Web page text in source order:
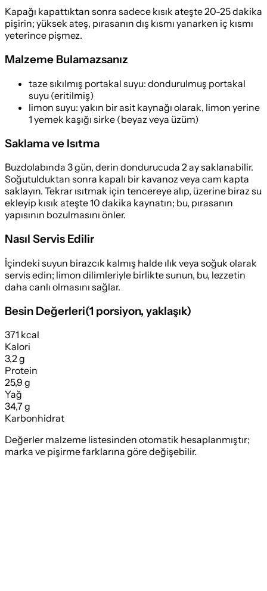
Kapağı kapattıktan sonra sadece kısık ateşte 20-25 dakika
pişirin; yüksek ateş, pırasanın dış kısmı yanarken iç kısmı
yeterince pişmez.
Malzeme Bulamazsanız
taze sıkılmış portakal suyu: dondurulmuş portakal
suyu (eritilmiş)
limon suyu: yakın bir asit kaynağı olarak, limon yerine
1 yemek kaşığı sirke (beyaz veya üzüm)
Saklama ve Isıtma
Buzdolabında 3 gün, derin dondurucuda 2 ay saklanabilir.
Soğutulduktan sonra kapalı bir kavanoz veya cam kapta
saklayın. Tekrar ısıtmak için tencereye alıp, üzerine biraz su
ekleyip kısık ateşte 10 dakika kaynatın; bu, pırasanın
yapısının bozulmasını önler.
Nasıl Servis Edilir
İçindeki suyun birazcık kalmış halde ılık veya soğuk olarak
servis edin; limon dilimleriyle birlikte sunun, bu, lezzetin
daha canlı olmasını sağlar.
Besin Değerleri(1 porsiyon, yaklaşık)
371 kcal
Kalori
3,2 g
Protein
25,9 g
Yağ
34,7 g
Karbonhidrat
Değerler malzeme listesinden otomatik hesaplanmıştır;
marka ve pişirme farklarına göre değişebilir.